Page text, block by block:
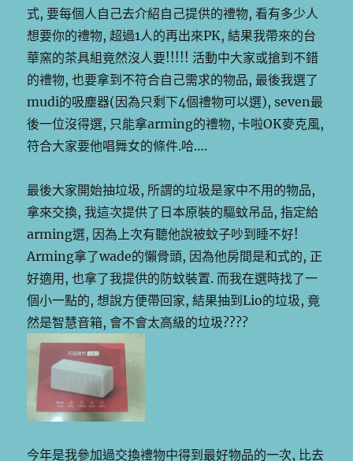
式, 要每個人自己去介紹自己提供的禮物, 看有多少人
想要你的禮物, 超過1人的再出來PK, 結果我帶來的台
華窯的茶具組竟然沒人要!!!!! 活動中大家或搶到不錯
的禮物, 也要拿到不符合自己需求的物品, 最後我選了
mudi的吸塵器(因為只剩下4個禮物可以選), seven最
後一位沒得選, 只能拿arming的禮物, 卡啦OK麥克風,
符合大家要他唱舞女的條件.哈….
最後大家開始抽垃圾, 所謂的垃圾是家中不用的物品,
拿來交換, 我這次提供了日本原裝的驅蚊吊品, 指定給
arming選, 因為上次有聽他說被蚊子吵到睡不好!
Arming拿了wade的懶骨頭, 因為他房間是和式的, 正
好適用, 也拿了我提供的防蚊裝置. 而我在選時找了一
個小一點的, 想說方便帶回家, 結果抽到Lio的垃圾, 竟
然是智慧音箱, 會不會太高級的垃圾????
今年是我參加過交換禮物中得到最好物品的一次, 比去